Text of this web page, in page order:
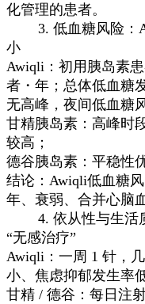
化管理的患者。
3. 低血糖风险：
小
Awiqli：初用胰岛素
者・年；总体低血糖
无高峰，夜间低血糖
甘精胰岛素：高峰时
较高；
德谷胰岛素：平稳性
结论：Awiqli低血糖
年、衰弱、合并心脑
4. 依从性与生活质
“无感治疗”
Awiqli：一周 1 针，
小、焦虑抑郁发生率
甘精 / 德谷：每日注